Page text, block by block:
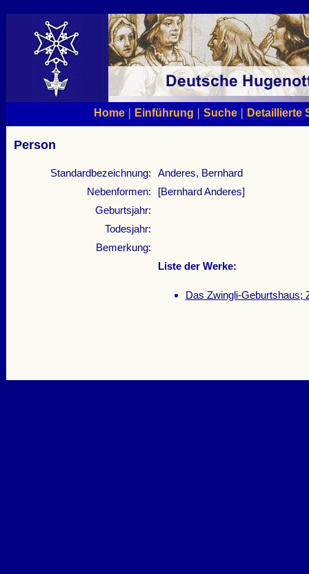
Home| Einführung | Suche| Detaillierte
Person
Standardbezeichnung:
Anderes, Bernhard
Nebenformen:
[Bernhard Anderes]
Geburtsjahr:
Todesjahr:
Bemerkung:
Liste der Werke:
Das Zwingli-Geburtshaus;